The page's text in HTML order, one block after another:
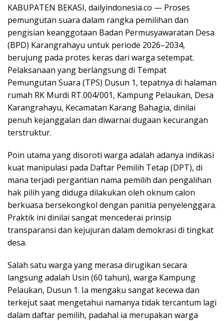
KABUPATEN BEKASI, dailyindonesia.co — Proses
pemungutan suara dalam rangka pemilihan dan
pengisian keanggotaan Badan Permusyawaratan Desa
(BPD) Karangrahayu untuk periode 2026–2034,
berujung pada protes keras dari warga setempat.
Pelaksanaan yang berlangsung di Tempat
Pemungutan Suara (TPS) Dusun 1, tepatnya di halaman
rumah RK Murdi RT.004/001, Kampung Pelaukan, Desa
Karangrahayu, Kecamatan Karang Bahagia, dinilai
penuh kejanggalan dan diwarnai dugaan kecurangan
terstruktur.
Poin utama yang disoroti warga adalah adanya indikasi
kuat manipulasi pada Daftar Pemilih Tetap (DPT), di
mana terjadi pergantian nama pemilih dan pengalihan
hak pilih yang diduga dilakukan oleh oknum calon
berkuasa bersekongkol dengan panitia penyelenggara.
Praktik ini dinilai sangat mencederai prinsip
transparansi dan kejujuran dalam demokrasi di tingkat
desa.
Salah satu warga yang merasa dirugikan secara
langsung adalah Usin (60 tahun), warga Kampung
Pelaukan, Dusun 1. Ia mengaku sangat kecewa dan
terkejut saat mengetahui namanya tidak tercantum lagi
dalam daftar pemilih, padahal ia merupakan warga